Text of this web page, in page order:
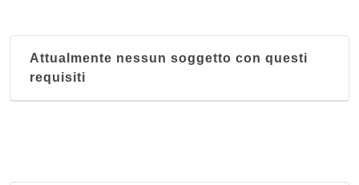
Attualmente nessun soggetto con questi
requisiti